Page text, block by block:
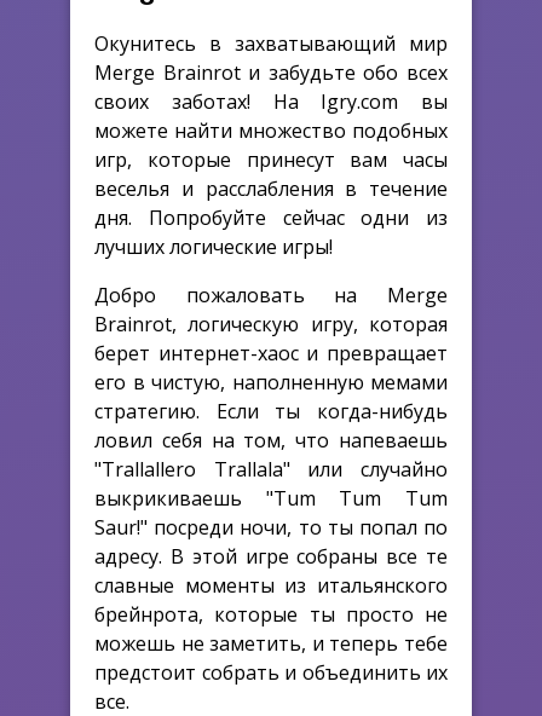
Окунитесь в захватывающий мир
Merge Brainrot и забудьте обо всех
своих заботах! На Igry.com вы
можете найти множество подобных
игр, которые принесут вам часы
веселья и расслабления в течение
дня. Попробуйте сейчас одни из
лучших логические игры!
Добро пожаловать на Merge
Brainrot, логическую игру, которая
берет интернет-хаос и превращает
его в чистую, наполненную мемами
стратегию. Если ты когда-нибудь
ловил себя на том, что напеваешь
"Trallallero Trallala" или случайно
выкрикиваешь "Tum Tum Tum
Saur!" посреди ночи, то ты попал по
адресу. В этой игре собраны все те
славные моменты из итальянского
брейнрота, которые ты просто не
можешь не заметить, и теперь тебе
предстоит собрать и объединить их
все.